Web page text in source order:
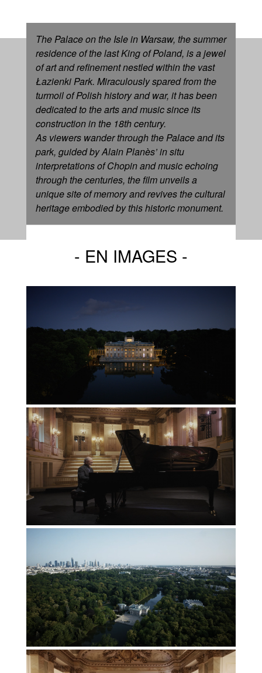
The Palace on the Isle in Warsaw, the summer
residence of the last King of Poland, is a jewel
of art and refinement nestled within the vast
Łazienki Park. Miraculously spared from the
turmoil of Polish history and war, it has been
dedicated to the arts and music since its
construction in the 18th century.
As viewers wander through the Palace and its
park, guided by Alain Planès’ in situ
interpretations of Chopin and music echoing
through the centuries, the film unveils a
unique site of memory and revives the cultural
heritage embodied by this historic monument.
EN IMAGES